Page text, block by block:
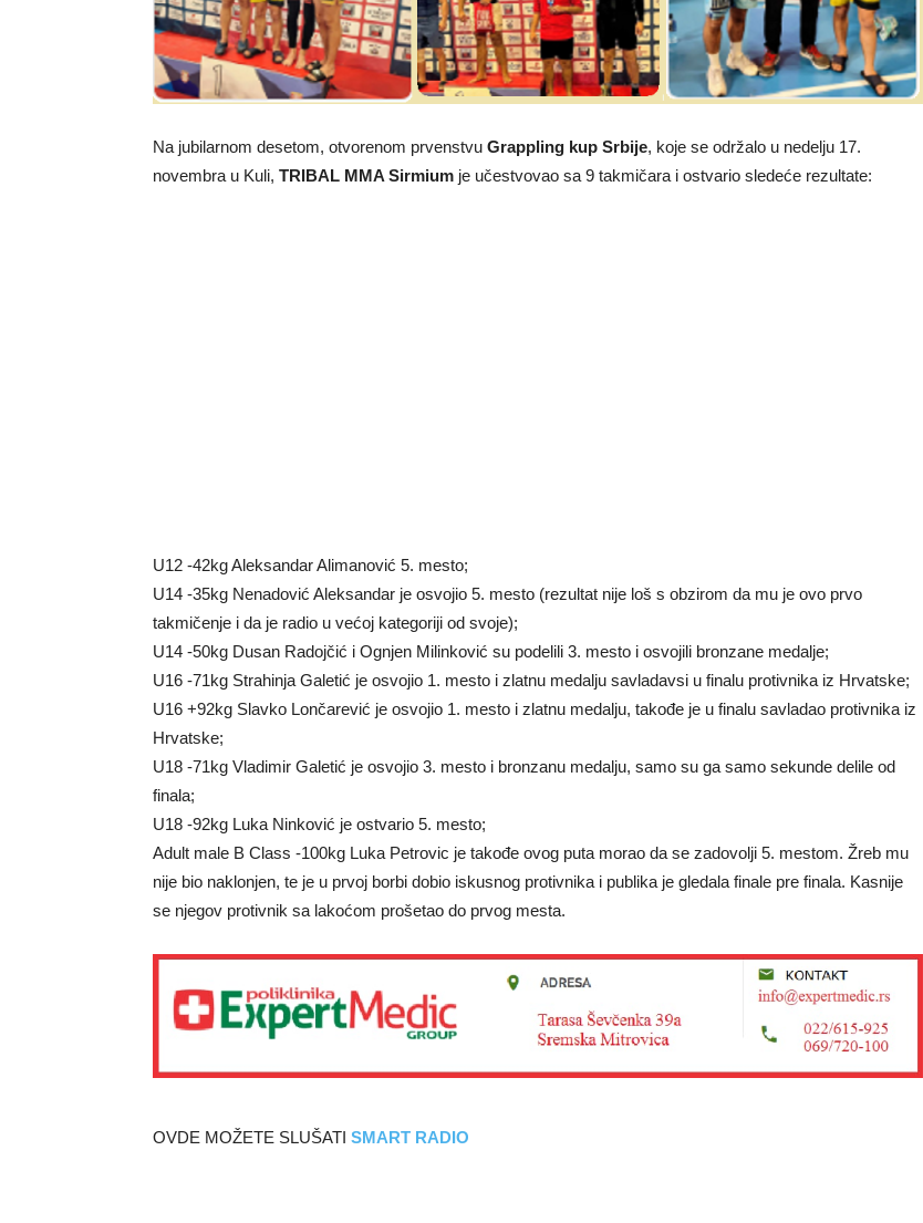
Na jubilarnom desetom, otvorenom prvenstvu Grappling kup Srbije, koje se održalo u nedelju 17.
novembra u Kuli, TRIBAL MMA Sirmium je učestvovao sa 9 takmičara i ostvario sledeće rezultate:
U12 -42kg Aleksandar Alimanović 5. mesto;
U14 -35kg Nenadović Aleksandar je osvojio 5. mesto (rezultat nije loš s obzirom da mu je ovo prvo
takmičenje i da je radio u većoj kategoriji od svoje);
U14 -50kg Dusan Radojčić i Ognjen Milinković su podelili 3. mesto i osvojili bronzane medalje;
U16 -71kg Strahinja Galetić je osvojio 1. mesto i zlatnu medalju savladavsi u finalu protivnika iz Hrvatske;
U16 +92kg Slavko Lončarević je osvojio 1. mesto i zlatnu medalju, takođe je u finalu savladao protivnika iz
Hrvatske;
U18 -71kg Vladimir Galetić je osvojio 3. mesto i bronzanu medalju, samo su ga samo sekunde delile od
finala;
U18 -92kg Luka Ninković je ostvario 5. mesto;
Adult male B Class -100kg Luka Petrovic je takođe ovog puta morao da se zadovolji 5. mestom. Žreb mu
nije bio naklonjen, te je u prvoj borbi dobio iskusnog protivnika i publika je gledala finale pre finala. Kasnije
se njegov protivnik sa lakoćom prošetao do prvog mesta.
OVDE MOŽETE SLUŠATI SMART RADIO